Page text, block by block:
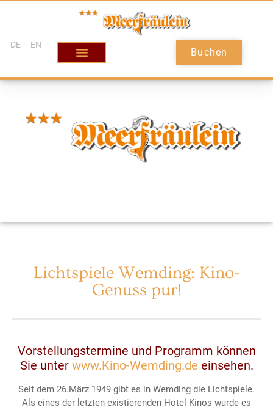
DE EN
Buchen
Lichtspiele Wemding: Kino-
Genuss pur!
Vorstellungstermine und Programm können
Sie unter www.Kino-Wemding.de einsehen.
Seit dem 26.März 1949 gibt es in Wemding die Lichtspiele.
Als eines der letzten existierenden Hotel-Kinos wurde es